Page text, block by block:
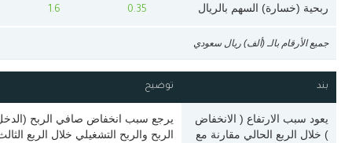
ربحية (خسارة) السهم بالريال 0.35
1.6
جميع الأرقام بالـ (ألف) ريال سعودي
بند توضيح
يعود سبب الارتفاع ( الانخفاض
) خلال الربع الحالي مقارنة مع
يرجع سبب انخفاض صافي الربح